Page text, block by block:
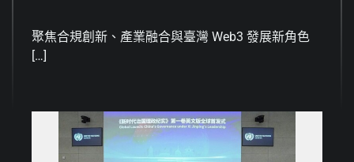
聚焦合規創新、產業融合與臺灣 Web3 發展新角色
[…]